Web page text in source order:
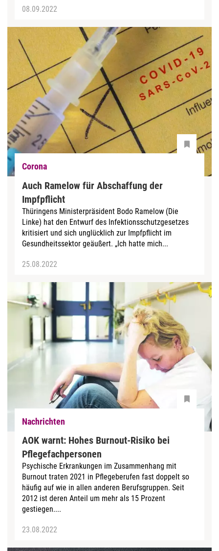
08.09.2022
Corona
Auch Ramelow für Abschaffung der
Impfpflicht
Thüringens Ministerpräsident Bodo Ramelow (Die
Linke) hat den Entwurf des Infektionsschutzgesetzes
kritisiert und sich unglücklich zur Impfpflicht im
Gesundheitssektor geäußert. „Ich hatte mich...
25.08.2022
Nachrichten
AOK warnt: Hohes Burnout-Risiko bei
Pflegefachpersonen
Psychische Erkrankungen im Zusammenhang mit
Burnout traten 2021 in Pflegeberufen fast doppelt so
häufig auf wie in allen anderen Berufsgruppen. Seit
2012 ist deren Anteil um mehr als 15 Prozent
gestiegen....
23.08.2022